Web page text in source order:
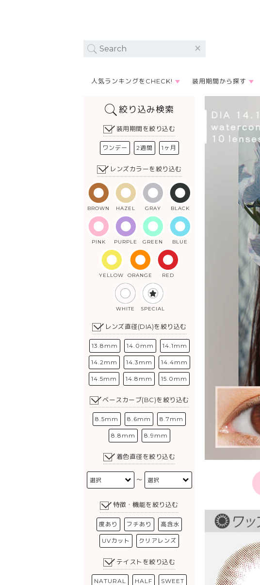
人気ランキングをCHECK! 装用期間から探す
絞り込み検索
装用期間を絞り込む
ワンデー 2週間 1ヶ月
レンズカラーを絞り込む
BROWN HAZEL GRAY BLACK
PINK PURPLE GREEN BLUE
YELLOW ORANGE RED
WHITE SPECIAL
レンズ直径(DIA)を絞り込む
13.8mm 14.0mm 14.1mm
14.2mm 14.3mm 14.4mm
14.5mm 14.8mm 15.0mm
ベースカーブ(BC)を絞り込む
8.5mm 8.6mm 8.7mm
8.8mm 8.9mm
着色直径を絞り込む
〜
特徴・機能を絞り込む
度あり フチあり 高含水
UVカット クリアレンズ
テイストを絞り込む
NATURAL HALF SWEET